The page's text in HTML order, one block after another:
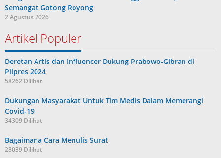
Semangat Gotong Royong
2 Agustus 2026
Artikel Populer
Deretan Artis dan Influencer Dukung Prabowo-Gibran di
Pilpres 2024
58262 Dilihat
Dukungan Masyarakat Untuk Tim Medis Dalam Memerangi
Covid-19
34309 Dilihat
Bagaimana Cara Menulis Surat
28039 Dilihat